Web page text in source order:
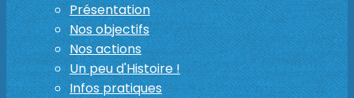
Présentation
Nos objectifs
Nos actions
Un peu d'Histoire !
Infos pratiques